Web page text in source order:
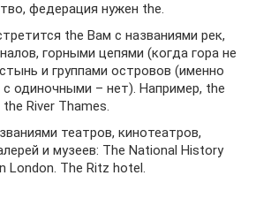
федерация нужен the.
the Вам с названиями рек,
горными цепями (когда гора не
и группами островов (именно
с одиночными – нет). Например, the
the River Thames.
театров, кинотеатров,
и музеев: The National History
London. The Ritz hotel.